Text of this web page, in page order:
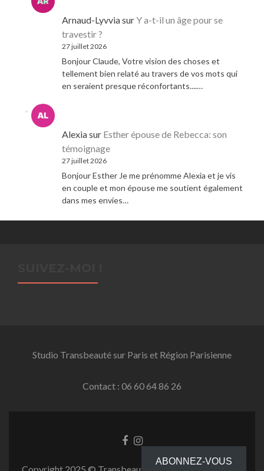
Arnaud-LyvviasurY a-t-il un âge pour se
travestir ?
27 juillet 2026
Bonjour Claude, Votre vision des choses et
tellement bien relaté au travers de vos mots qui
en seraient presque réconfortants....…
Alexiasur Esther épouse de Rebecca: son
témoignage
27 juillet 2026
Bonjour Esther Je me prénomme Alexia et je vis
en couple et mon épouse me soutient également
dans mes envies…
Studio Transbeauté sur Paris et Région Parisienne
Contact : 06 60 64 86 26
Facebook
Instagram
link
ABONNEZ-VOUS